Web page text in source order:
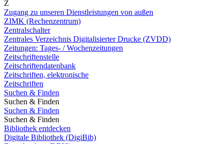
Z
Zugang zu unseren Dienstleistungen von außen
ZIMK (Rechenzentrum)
Zentralschalter
Zentrales Verzeichnis Digitalisierter Drucke (ZVDD)
Zeitungen: Tages- / Wochenzeitungen
Zeitschriftenstelle
Zeitschriftendatenbank
Zeitschriften, elektronische
Zeitschriften
Suchen & Finden
Suchen & Finden
Suchen & Finden
Suchen & Finden
Bibliothek entdecken
Digitale Bibliothek (DigiBib)